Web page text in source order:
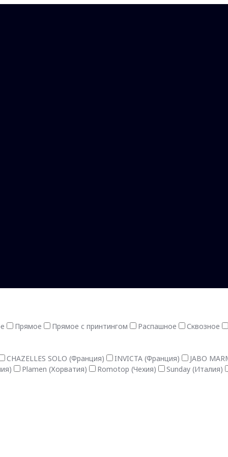
Прямое Прямое с принтингом Распашное Сквозное
CHAZELLES SOLO (Франция) INVICTA (Франция)
JABO
Plamen (Хорватия) Romotop (Чехия)
Sunday (Италия)